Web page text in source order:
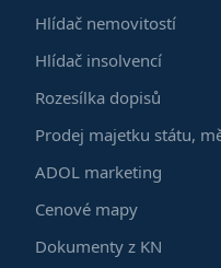
Hlídač nemovitostí
Hlídač insolvencí
Rozesílka dopisů
Prodej majetku státu,
ADOL marketing
Cenové mapy
Dokumenty z KN